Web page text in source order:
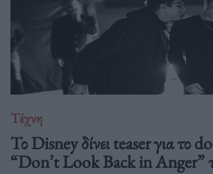
Τέχνη
Το Disney δίνει teaser για το
“Don’t Look Back in Anger”